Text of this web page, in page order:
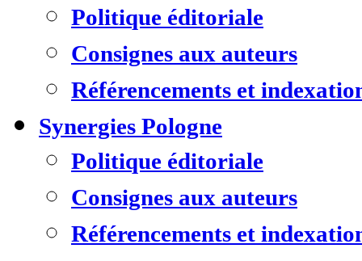
Politique éditoriale
Consignes aux auteurs
Référencements et
Synergies Pologne
Politique éditoriale
Consignes aux auteurs
Référencements et